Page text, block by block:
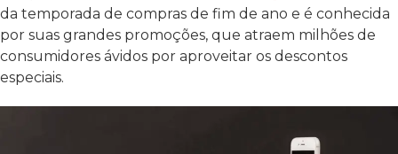
da temporada de compras de fim de ano e é conhecida
por suas grandes promoções, que atraem milhões de
consumidores ávidos por aproveitar os descontos
especiais.